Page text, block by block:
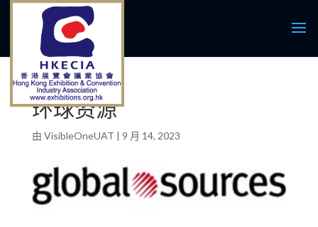
环球资源
由 VisibleOneUAT | 9 月 14, 2023